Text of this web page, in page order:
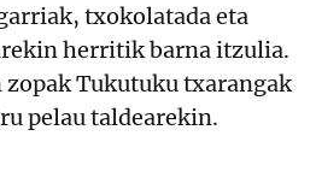
txokolatada eta
herritik barna itzulia.
zopak Tukutuku txarangak
pelau taldearekin.